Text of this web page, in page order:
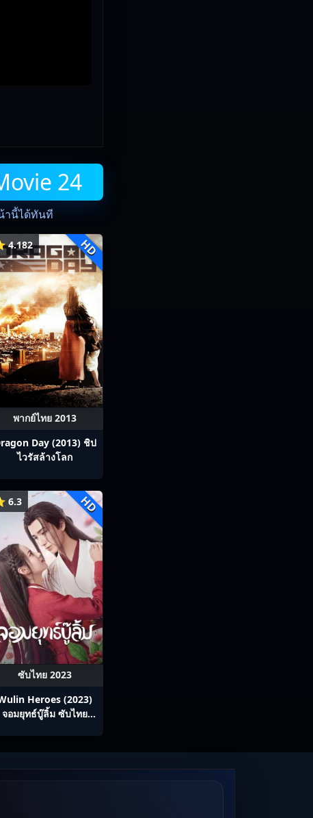
24
านี้ได้ทันที
4.182 HD
พากย์ไทย 2013
Day (2013) ชิป
ไวรัสล้างโลก
6.3 HD
ซับไทย 2023
Heroes (2023)
จอมยุทธ์บู๊ลิ้ม ซับไทย